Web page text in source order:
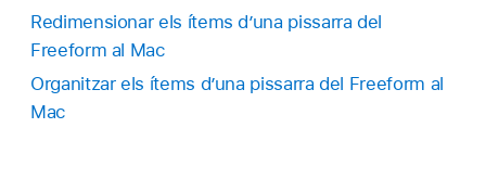
Redimensionar els ítems d’una pissarra del
Freeform al Mac
Organitzar els ítems d’una pissarra del Freeform al
Mac